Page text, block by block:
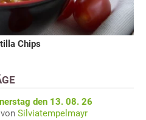
Chips
den 13. 08. 26
Silviatempelmayr